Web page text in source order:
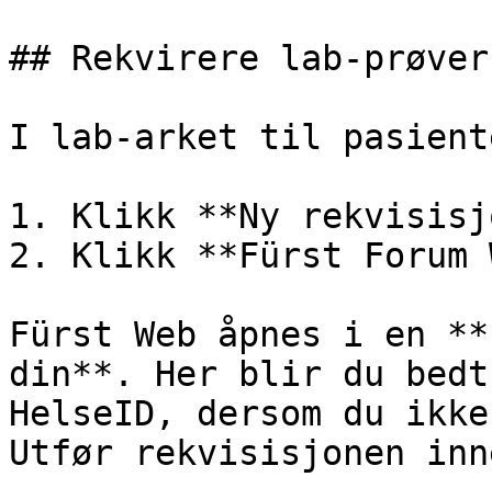
## Rekvirere lab-prøver
I lab-arket til
1. Klikk **Ny
2. Klikk **Fürst Forum
Fürst Web åpnes i en
din**. Her blir du bedt
HelseID, dersom du
Utfør rekvisisjonen